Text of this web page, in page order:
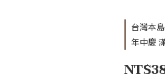
台灣本
年中慶